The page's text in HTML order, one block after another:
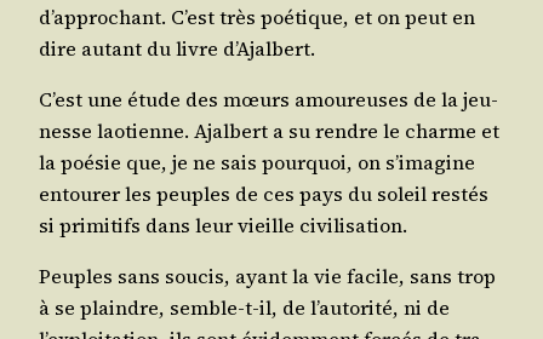
d’approchant. C’est très poé­tique, et on peut en
dire autant du livre d’Ajalbert.
C’est une étude des mœurs amou­reuses de la jeu­
nesse lao­tienne. Ajal­bert a su rendre le charme et
la poé­sie que, je ne sais pour­quoi, on s’imagine
entou­rer les peuples de ces pays du soleil res­tés
si pri­mi­tifs dans leur vieille civilisation.
Peuples sans sou­cis, ayant la vie facile, sans trop
à se plaindre, semble-t-il, de l’autorité, ni de